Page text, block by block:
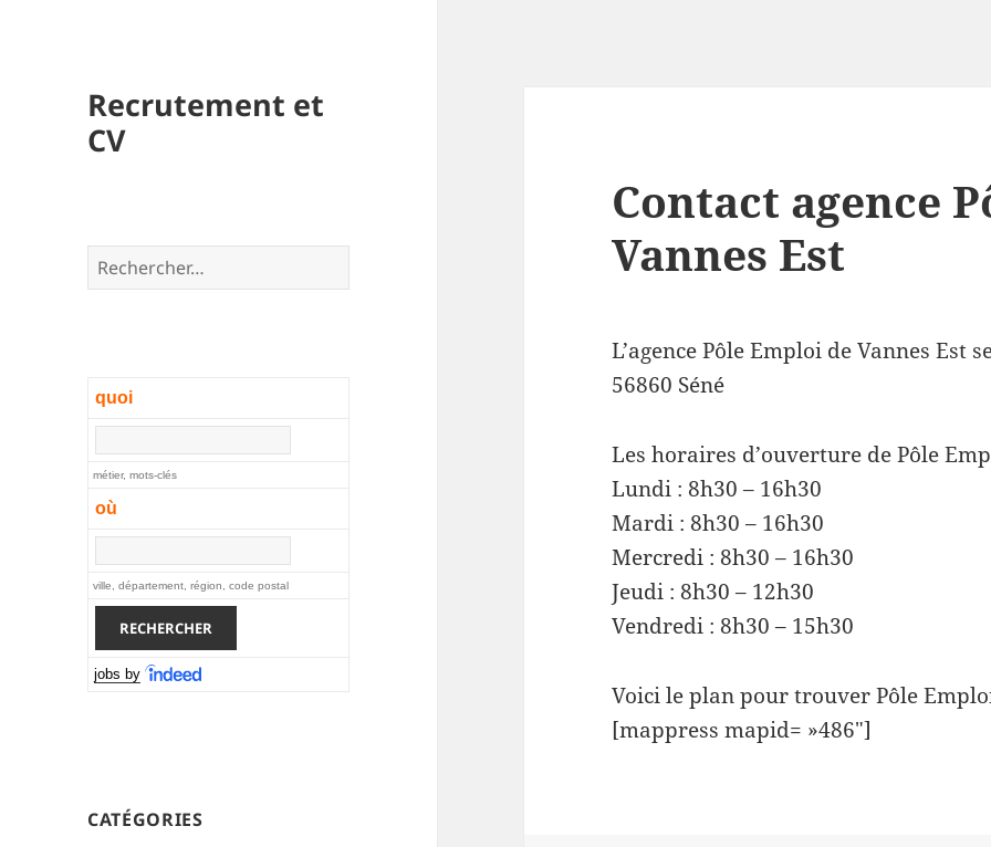
Recrutement et
CV
Rechercher :
quoi
métier, mots-clés
où
ville, département, région, code postal
jobs by
CATÉGORIES
Contact agence
Vannes Est
L’agence Pôle Emploi de Vannes Est
56860 Séné
Les horaires d’ouverture de Pôle
Lundi : 8h30 – 16h30
Mardi : 8h30 – 16h30
Mercredi : 8h30 – 16h30
Jeudi : 8h30 – 12h30
Vendredi : 8h30 – 15h30
Voici le plan pour trouver Pôle
[mappress mapid= »486″]